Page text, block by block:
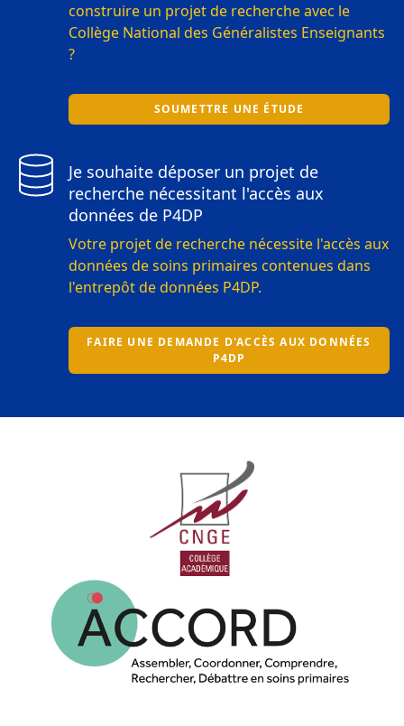
construire un projet de recherche avec le
Collège National des Généralistes Enseignants
?
SOUMETTRE UNE ÉTUDE
Je souhaite déposer un projet de
recherche nécessitant l'accès aux
données de P4DP
Votre projet de recherche nécessite l'accès aux
données de soins primaires contenues dans
l'entrepôt de données P4DP.
FAIRE UNE DEMANDE D'ACCÈS AUX DONNÉES
P4DP